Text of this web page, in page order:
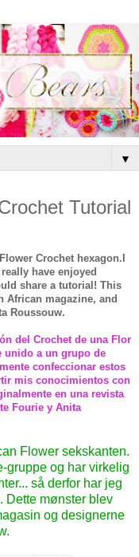
▼
Tutorial
Crochet hexagon.I
have enjoyed
share a tutorial! This
African magazine, and
Roussouw.
del Crochet de una Flor
unido a un grupo de
confeccionar estos
mis conocimientos con
en una revista
Fourie y Anita
Flower sekskanten.
gruppe og har virkelig
så derfor har jeg
Dette mønster blev
og designerne